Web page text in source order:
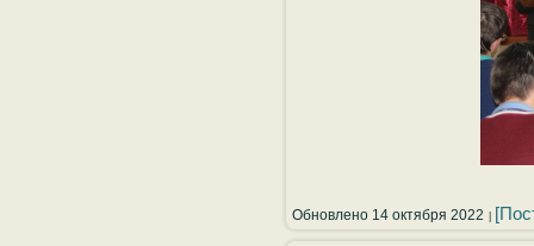
Обновлено 14 октября 2022